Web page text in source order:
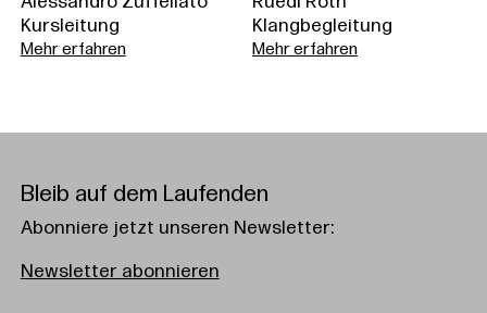
Kursleitung
Mehr erfahren
Klangbegleitung
Mehr erfahren
Bleib auf dem Laufenden
Abonniere jetzt unseren Newsletter:
Newsletter abonnieren